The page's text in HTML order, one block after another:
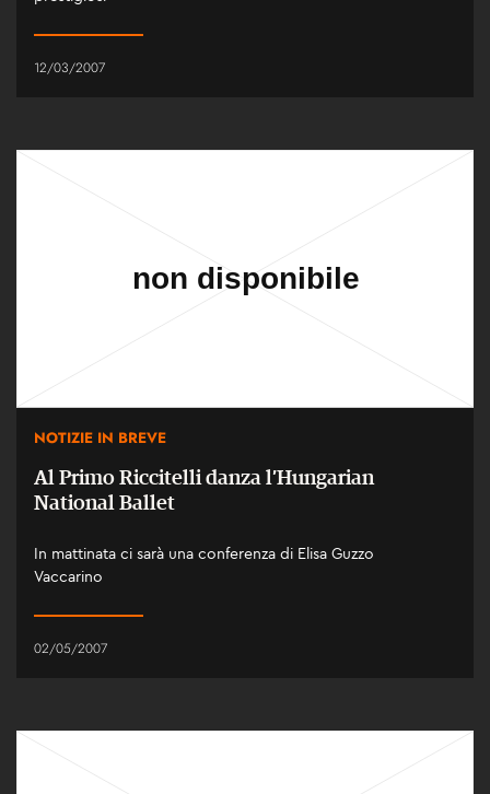
12/03/2007
NOTIZIE IN BREVE
Al Primo Riccitelli danza l’Hungarian
National Ballet
In mattinata ci sarà una conferenza di Elisa Guzzo
Vaccarino
02/05/2007